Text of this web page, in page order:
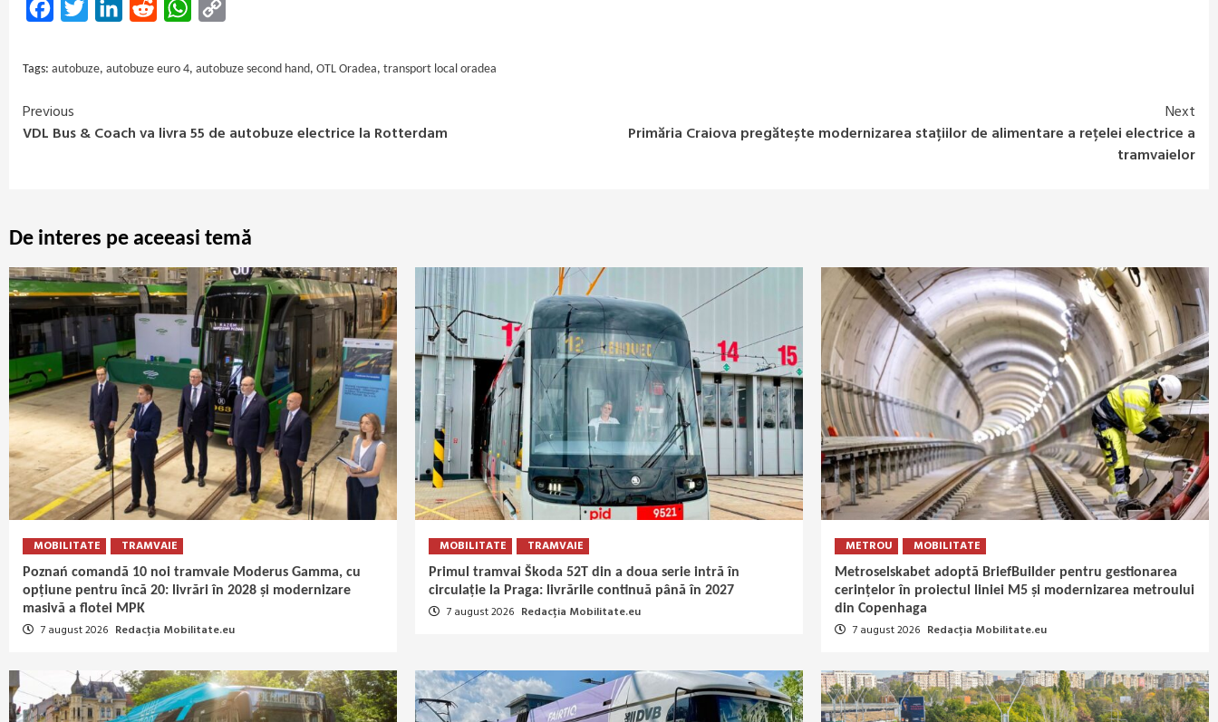
FacebookTwitter LinkedInReddit WhatsApp
Tags: autobuze, autobuze euro 4, autobuze second hand, OTL Oradea, transport local oradea
Continue
Previous
VDL Bus & Coach va livra 55 de autobuze electrice la Rotterdam
Next
Primăria Craiova pregătește modernizarea stațiilor de alimentare a rețelei electrice a
tramvaielor
De interes pe aceeasi temă
MOBILITATE TRAMVAIE
Poznań comandă 10 noi tramvaie Moderus Gamma, cu
opțiune pentru încă 20: livrări în 2028 și modernizare
masivă a flotei MPK
7 august 2026 Redacția Mobilitate.eu
MOBILITATE TRAMVAIE
Primul tramvai Škoda 52T din a doua serie intră în
circulație la Praga: livrările continuă până în 2027
7 august 2026 Redacția Mobilitate.eu
METROU MOBILITATE
Metroselskabet adoptă BriefBuilder pentru gestionarea
cerințelor în proiectul liniei M5 și modernizarea metroului
din Copenhaga
7 august 2026 Redacția Mobilitate.eu